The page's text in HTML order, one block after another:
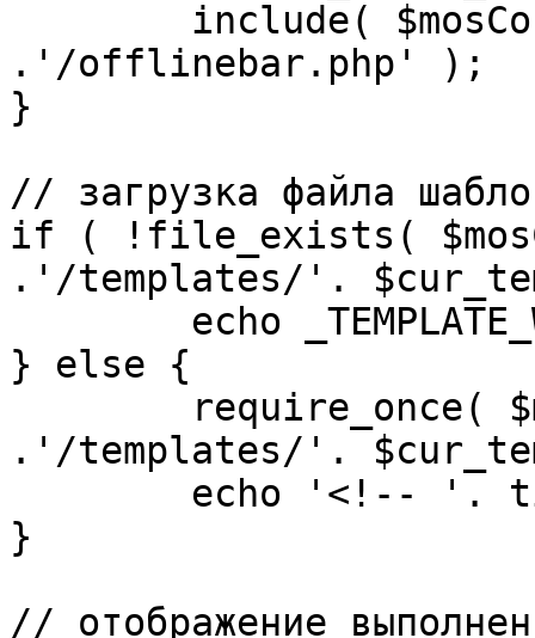
.'/offlinebar.php' );
}
// загрузка файла
if ( !file_exists(
.'/templates/'.
} else {
.'/templates/'.
}
// отображение